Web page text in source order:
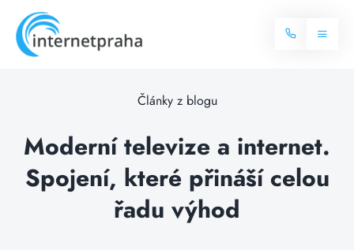
content
Toggle
Balíčky internetu
Více o internetu
Televize
Články z blogu
Moderní televize a internet.
Spojení, které přináší celou
řadu výhod